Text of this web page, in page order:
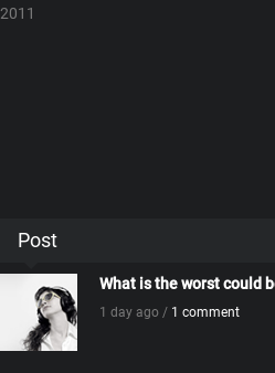
2011
Post
What is the worst could
1 day ago / 1 comment